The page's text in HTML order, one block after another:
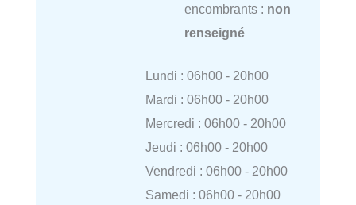
encombrants : non
renseigné
Lundi : 06h00 - 20h00
Mardi : 06h00 - 20h00
Mercredi : 06h00 - 20h00
Jeudi : 06h00 - 20h00
Vendredi : 06h00 - 20h00
Samedi : 06h00 - 20h00